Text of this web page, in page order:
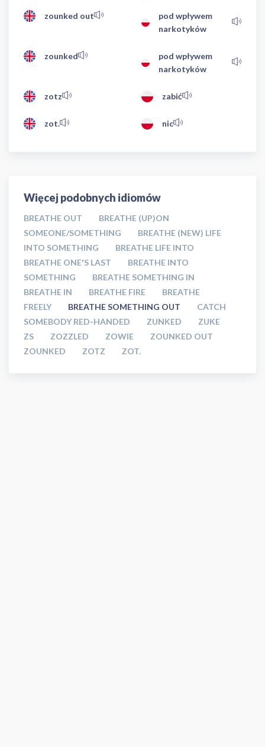
zounked out
pod wpływem
narkotyków
zounked
pod wpływem
narkotyków
zotz zabić
zot. nic
Więcej podobnych idiomów
BREATHE OUT
BREATHE (UP)ON
SOMEONE/SOMETHING
BREATHE (NEW) LIFE
INTO SOMETHING
BREATHE LIFE INTO
BREATHE ONE'S LAST
BREATHE INTO
SOMETHING
BREATHE SOMETHING IN
BREATHE IN
BREATHE FIRE
BREATHE
FREELY
BREATHE SOMETHING OUT
CATCH
SOMEBODY RED-HANDED
ZUNKED
ZUKE
ZS
ZOZZLED ZOWIE
ZOUNKED OUT
ZOUNKED
ZOTZ ZOT.